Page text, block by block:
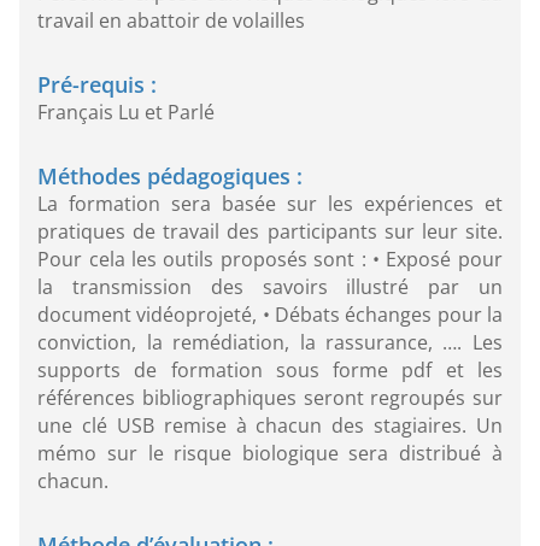
travail en abattoir de volailles
Pré-requis :
Français Lu et Parlé
Méthodes pédagogiques :
La formation sera basée sur les expériences et
pratiques de travail des participants sur leur site.
Pour cela les outils proposés sont : • Exposé pour
la transmission des savoirs illustré par un
document vidéoprojeté, • Débats échanges pour la
conviction, la remédiation, la rassurance, …. Les
supports de formation sous forme pdf et les
références bibliographiques seront regroupés sur
une clé USB remise à chacun des stagiaires. Un
mémo sur le risque biologique sera distribué à
chacun.